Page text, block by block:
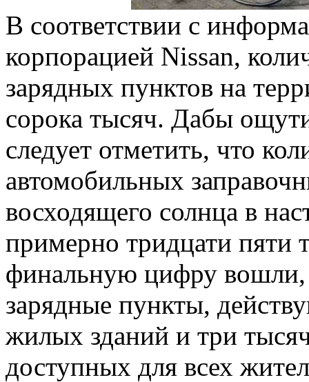
В соответствии с
корпорацией Nissan,
зарядных пунктов на
сорока тысяч. Дабы
следует отметить, что
автомобильных
восходящего солнца в
примерно тридцати пяти
финальную цифру вошли,
зарядные пункты,
жилых зданий и три
доступных для всех